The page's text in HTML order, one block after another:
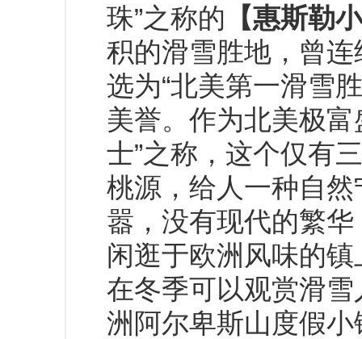
珠”之称的 【惠斯勒
积的滑雪胜地，曾
选为“北美第一滑雪
美誉。作为北美极
士”之称，这个仅有
桃源，给人一种自
嚣，没有现代的繁
闲逛于欧洲风味的
在冬季可以观赏滑
洲阿尔卑斯山度假